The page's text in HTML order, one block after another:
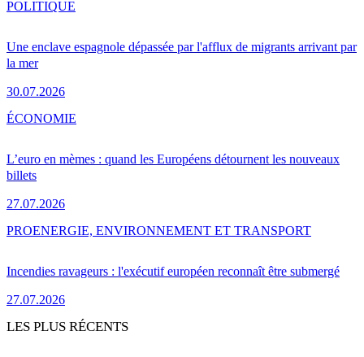
Une enclave espagnole dépassée par l'afflux de migrants arrivant par
la mer
30.07.2026
POLITIQUE
L’euro en mèmes : quand les Européens détournent les nouveaux
billets
27.07.2026
ÉCONOMIE
Incendies ravageurs : l'exécutif européen reconnaît être submergé
27.07.2026
PROENERGIE, ENVIRONNEMENT ET TRANSPORT
LES PLUS RÉCENTS